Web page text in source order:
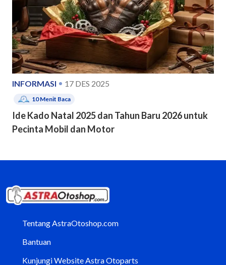
INFORMASI 17 DES 2025
10Menit Baca
Ide Kado Natal 2025 dan Tahun Baru 2026 untuk
Pecinta Mobil dan Motor
Tentang AstraOtoshop.com
Bantuan
Kunjungi Website Astra Otoparts